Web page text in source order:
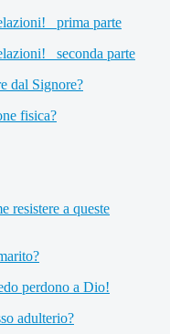
prima parte
seconda parte
dal Signore?
fisica?
resistere a queste
perdono a Dio!
adulterio?